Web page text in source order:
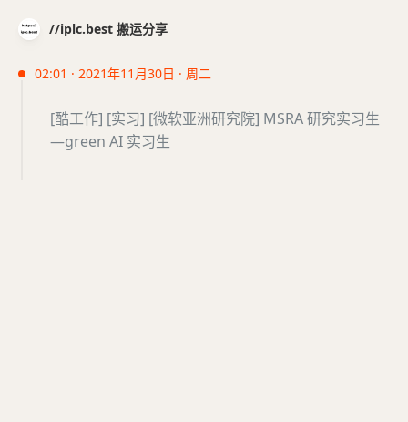
//iplc.best 搬运分享
02:01 · 2021年11月30日 · 周二
[酷工作] [实习] [微软亚洲研究院] MSRA 研究实习生
—green AI 实习生